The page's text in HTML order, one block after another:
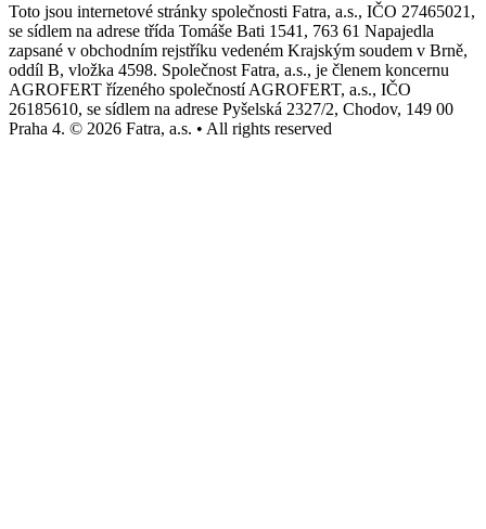
Toto jsou internetové stránky společnosti Fatra, a.s., IČO 27465021,
se sídlem na adrese třída Tomáše Bati 1541, 763 61 Napajedla
zapsané v obchodním rejstříku vedeném Krajským soudem v Brně,
oddíl B, vložka 4598. Společnost Fatra, a.s., je členem koncernu
AGROFERT řízeného společností AGROFERT, a.s., IČO
26185610, se sídlem na adrese Pyšelská 2327/2, Chodov, 149 00
Praha 4. © 2026 Fatra, a.s. • All rights reserved